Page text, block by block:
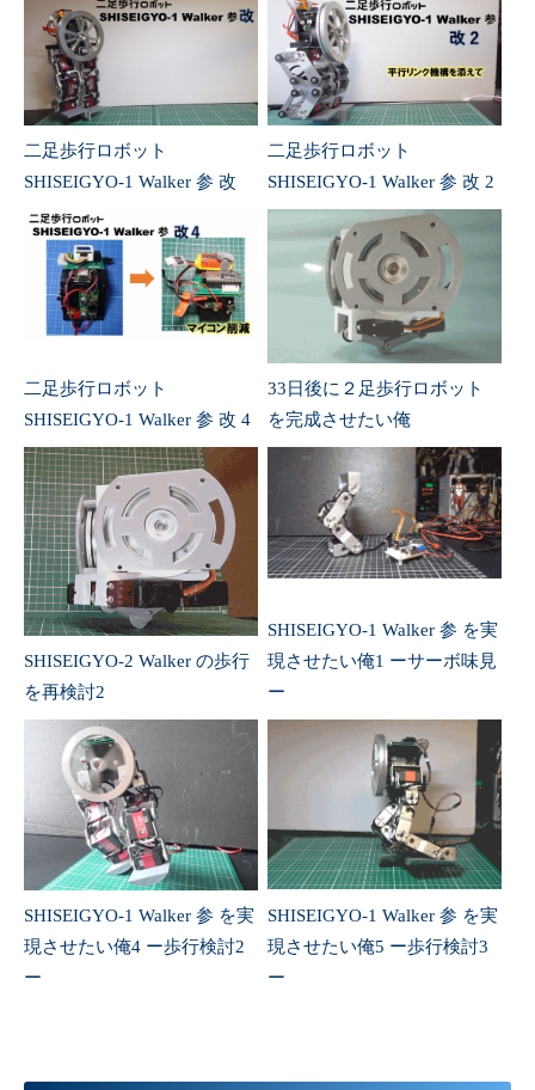
二足歩行ロボット
SHISEIGYO-1 Walker 参 改
二足歩行ロボット
SHISEIGYO-1 Walker 参 改 2
二足歩行ロボット
SHISEIGYO-1 Walker 参 改 4
33日後に２足歩行ロボット
を完成させたい俺
SHISEIGYO-2 Walker の歩行
を再検討2
SHISEIGYO-1 Walker 参 を実
現させたい俺1 ーサーボ味見
ー
SHISEIGYO-1 Walker 参 を実
現させたい俺4 ー歩行検討2
ー
SHISEIGYO-1 Walker 参 を実
現させたい俺5 ー歩行検討3
ー